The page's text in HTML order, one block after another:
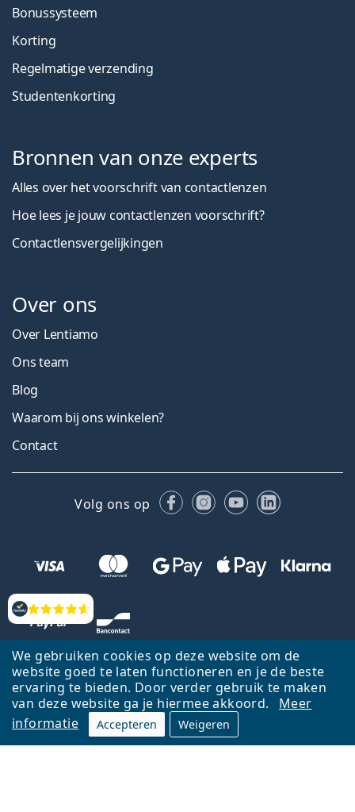
We gebruiken cookies op deze website om de
website goed te laten functioneren en je de beste
ervaring te bieden. Door verder gebruik te maken
van deze website ga je hiermee akkoord.
Meer
informatie
Accepteren Weigeren
Beoordelingen
Bonussysteem
Korting
Regelmatige verzending
Studentenkorting
Bronnen van onze experts
Alles over het voorschrift van contactlenzen
Hoe lees je jouw contactlenzen voorschrift?
Contactlensvergelijkingen
Over ons
Over Lentiamo
Ons team
Blog
Waarom bij ons winkelen?
Contact
Volg ons op FacebookInstagram
YouTubeLinkedIn
Terug naar de homepagina Ga omhoog